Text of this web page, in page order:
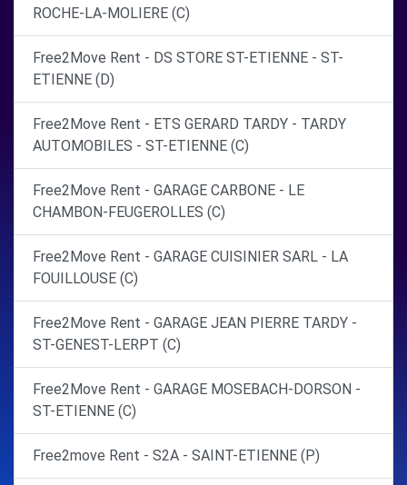
ROCHE-LA-MOLIERE (C)
Free2Move Rent - DS STORE ST-ETIENNE - ST-
ETIENNE (D)
Free2Move Rent - ETS GERARD TARDY - TARDY
AUTOMOBILES - ST-ETIENNE (C)
Free2Move Rent - GARAGE CARBONE - LE
CHAMBON-FEUGEROLLES (C)
Free2Move Rent - GARAGE CUISINIER SARL - LA
FOUILLOUSE (C)
Free2Move Rent - GARAGE JEAN PIERRE TARDY -
ST-GENEST-LERPT (C)
Free2Move Rent - GARAGE MOSEBACH-DORSON -
ST-ETIENNE (C)
Free2move Rent - S2A - SAINT-ETIENNE (P)